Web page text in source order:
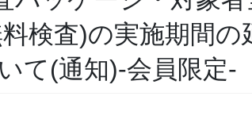
検査)の実施期間の
て(通知)-会員限定-